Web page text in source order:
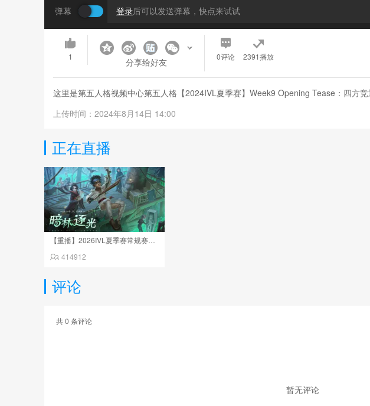
弹幕 登录后可以发送弹幕，快点来试试
1 分享给好友 0评论 2391播放
这里是第五人格视频中心第五人格【2024IVL夏季赛】Week9 Opening Tease：四方
上传时间：2024年8月14日 14:00
正在直播
414912
评论
共0 条评论
暂无评论